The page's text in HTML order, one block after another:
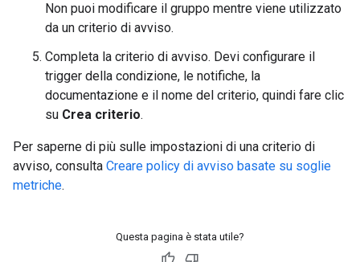
Non puoi modificare il gruppo mentre viene utilizzato
da un criterio di avviso.
Completa la criterio di avviso. Devi configurare il
trigger della condizione, le notifiche, la
documentazione e il nome del criterio, quindi fare clic
su Crea criterio.
Per saperne di più sulle impostazioni di una criterio di
avviso, consulta Creare policy di avviso basate su soglie
metriche.
Questa pagina è stata utile?